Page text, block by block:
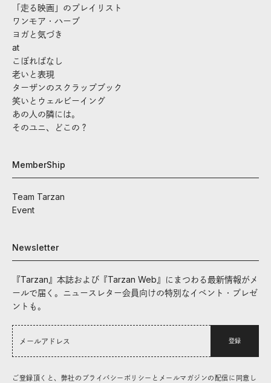
「走る映画」のプレイリスト
ワンモア・ハーブ
ヨガと気づき
at
こぼればなし
老いと表現
ターザンのスクラップブック
笑いとウェルビーイング
あの人の隣には。
そのユニ、どこの？
MemberShip
Team Tarzan
Event
Newsletter
『Tarzan』本誌および『Tarzan Web』にまつわる最新情報がメ
ールで届く。ニュースレター会員向けの特別なイベント・プレゼ
ントも。
登録
ご登録頂くと、弊社のプライバシーポリシーとメールマガジンの配信に同意し